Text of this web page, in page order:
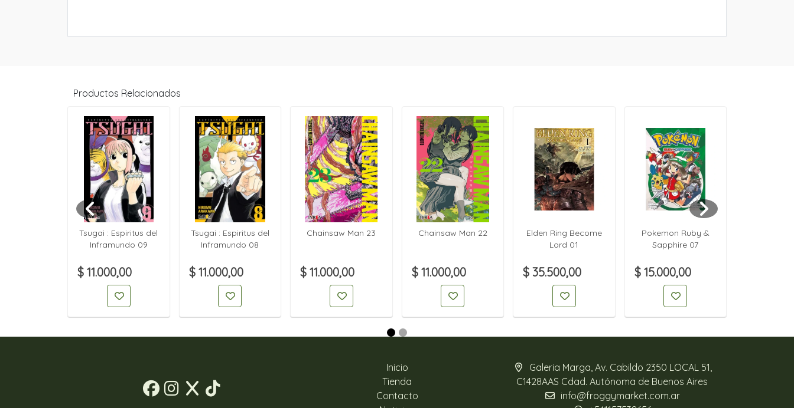
Productos Relacionados
Tsugai : Espiritus del
Inframundo 09
$ 11.000,00
Tsugai : Espiritus del
Inframundo 08
$ 11.000,00
Chainsaw Man 23
$ 11.000,00
Chainsaw Man 22
$ 11.000,00
Elden Ring Become
Lord 01
$ 35.500,00
Pokemon Ruby &
Sapphire 07
$ 15.000,00
Inicio
Tienda
Contacto
Galeria Marga, Av. Cabildo 2350 LOCAL 51,
C1428AAS Cdad. Autónoma de Buenos Aires
info@froggymarket.com.ar